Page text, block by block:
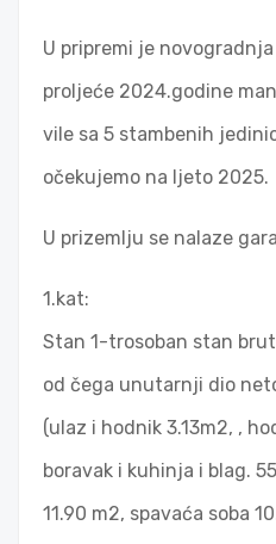
U pripremi je
proljeće 2024.godine
vile sa 5 stambenih
očekujemo na ljeto 2025.
U prizemlju se nalaze
1.kat:
Stan 1-trosoban stan
od čega unutarnji dio
(ulaz i hodnik 3.13m2, ,
boravak i kuhinja i blag.
11.90 m2, spavaća soba